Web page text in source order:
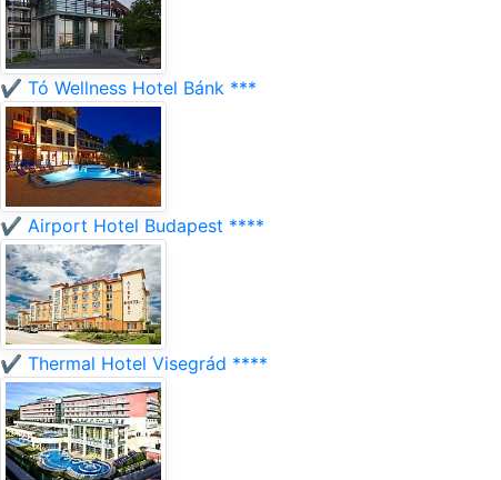
✔️ Tó Wellness Hotel Bánk ***
✔️ Airport Hotel Budapest ****
✔️ Thermal Hotel Visegrád ****